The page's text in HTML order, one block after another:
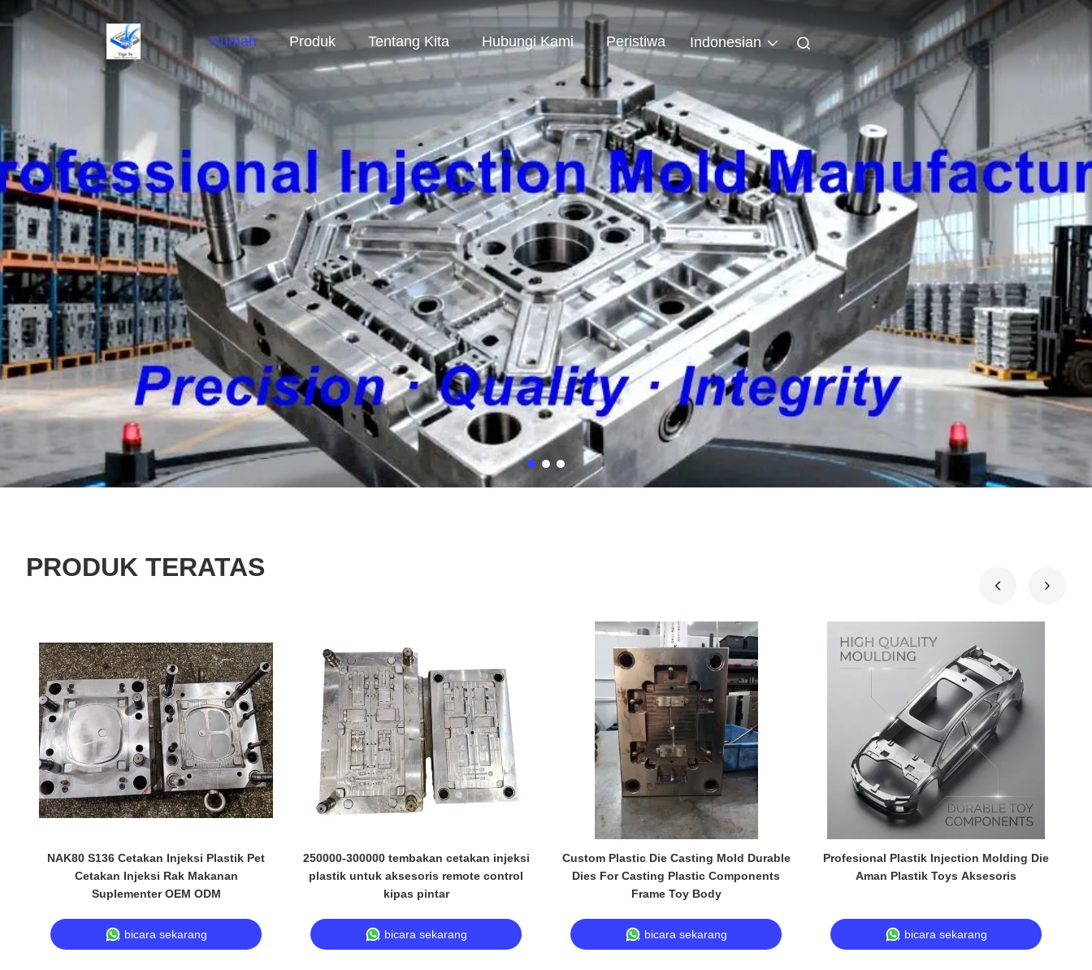
Rumah Produk Tentang Kita Hubungi Kami Peristiwa Indonesian
PRODUK TERATAS
NAK80 S136 Cetakan Injeksi Plastik Pet
Cetakan Injeksi Rak Makanan
Suplementer OEM ODM
bicara sekarang
250000-300000 tembakan cetakan injeksi
plastik untuk aksesoris remote control
kipas pintar
bicara sekarang
Custom Plastic Die Casting Mold Durable
Dies For Casting Plastic Components
Frame Toy Body
bicara sekarang
Profesional Plastik Injection Molding Die
Aman Plastik Toys Aksesoris
bicara sekarang